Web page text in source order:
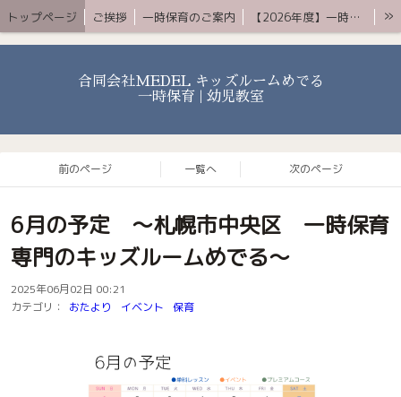
トップページ ご挨拶 一時保育のご案内
【2026年度】一時保育プレミアムコース
お知らせ 〜ブログ〜
よくある質問 アクセス
YouTube
»
合同会社MEDEL キッズルームめでる
一時保育 | 幼児教室
前のページ 一覧へ 次のページ
6月の予定 〜札幌市中央区 一時保育
専門のキッズルームめでる〜
2025年06月02日 00:21
カテゴリ：
おたより イベント 保育